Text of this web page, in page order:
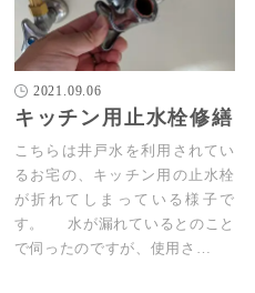
2021.09.06
キッチン用止水栓修繕
こちらは井戸水を利用されてい
るお宅の、キッチン用の止水栓
が折れてしまっている様子で
す。 水が漏れているとのこと
で伺ったのですが、使用さ…